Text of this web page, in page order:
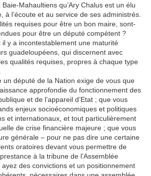
Baie-Mahaultiens qu’Ary Chalus est un élu
à l’écoute et au service de ses administrés.
requises pour être un bon maire, sont-
pour être un député compétent ?
y a incontestablement une maturité
guadeloupéens, qui discernent avec
qualités requises, propres à chaque type
un député de la Nation exige de vous que
approfondie du fonctionnement des
et de l’appareil d’Etat ; que vous
enjeux socioéconomiques et politiques
et internationaux, et tout particulièrement
de crise financière majeure ; que vous
générale – pour ne pas dire une certaine
oratoires devant vous permettre de
à la tribune de l’Assemblée
des convictions et un positionnement